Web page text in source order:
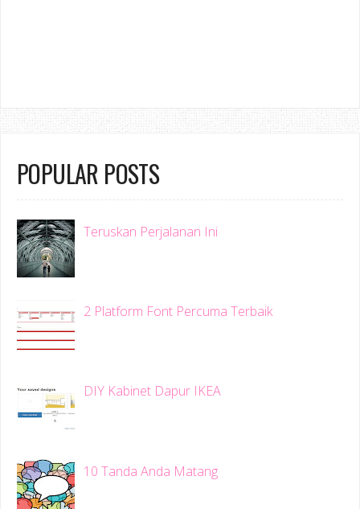
POPULAR POSTS
Teruskan Perjalanan Ini
2 Platform Font Percuma Terbaik
DIY Kabinet Dapur IKEA
10 Tanda Anda Matang